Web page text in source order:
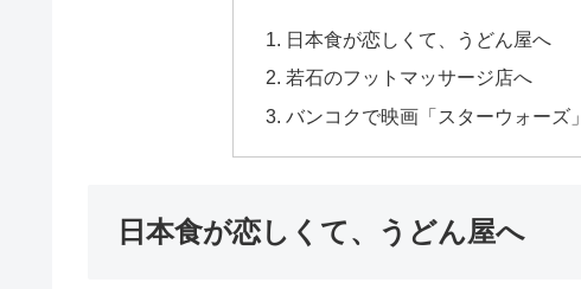
日本食が恋しくて、うどん屋へ
若石のフットマッサージ店へ
バンコクで映画「スターウォーズ」
日本食が恋しくて、うどん屋へ